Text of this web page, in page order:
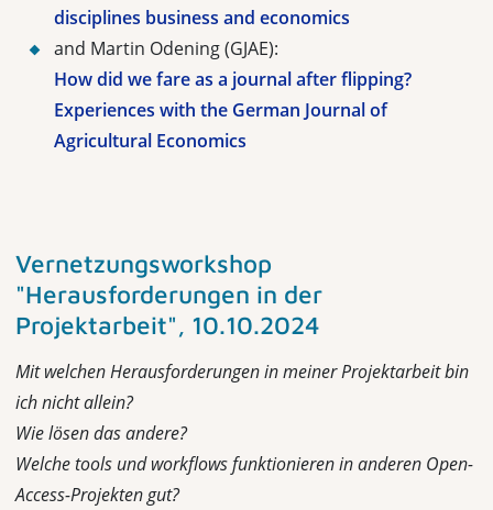
disciplines business and economics
and Martin Odening (GJAE):
How did we fare as a journal after flipping?
Experiences with the German Journal of
Agricultural Economics
Vernetzungsworkshop
"Herausforderungen in der
Projektarbeit", 10.10.2024
Mit welchen Herausforderungen in meiner Projektarbeit bin
ich nicht allein?
Wie lösen das andere?
Welche tools und workflows funktionieren in anderen Open-
Access-Projekten gut?